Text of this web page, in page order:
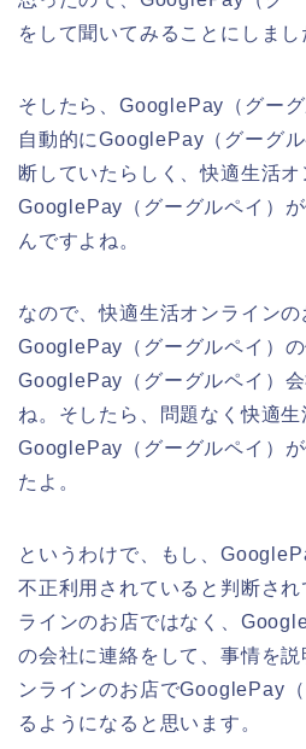
をして聞いてみることにしまし
そしたら、GooglePay（グーグ
自動的にGooglePay（グーグ
断していたらしく、快適生活
GooglePay（グーグルペイ）
んですよね。
なので、快適生活オンラインの
GooglePay（グーグルペイ）
GooglePay（グーグルペイ）
ね。そしたら、問題なく快適
GooglePay（グーグルペイ）
たよ。
というわけで、もし、
不正利用されていると判断さ
ラインのお店ではなく、
の会社に連絡をして、事情を
ンラインのお店でGooglePay
るようになると思います。